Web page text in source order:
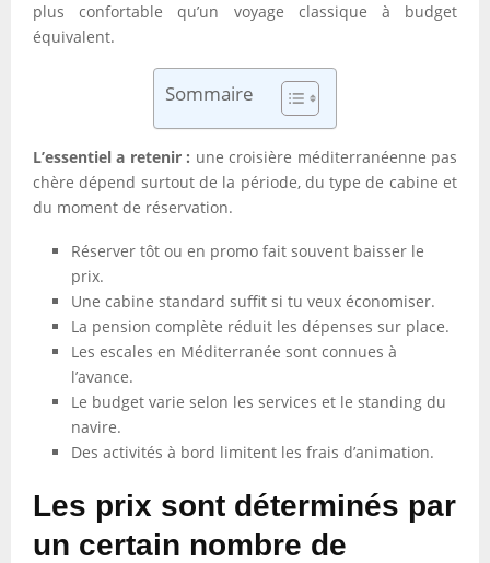
plus confortable qu’un voyage classique à budget
équivalent.
Sommaire
L’essentiel a retenir : une croisière méditerranéenne pas
chère dépend surtout de la période, du type de cabine et
du moment de réservation.
Réserver tôt ou en promo fait souvent baisser le
prix.
Une cabine standard suffit si tu veux économiser.
La pension complète réduit les dépenses sur place.
Les escales en Méditerranée sont connues à
l’avance.
Le budget varie selon les services et le standing du
navire.
Des activités à bord limitent les frais d’animation.
Les prix sont déterminés par
un certain nombre de